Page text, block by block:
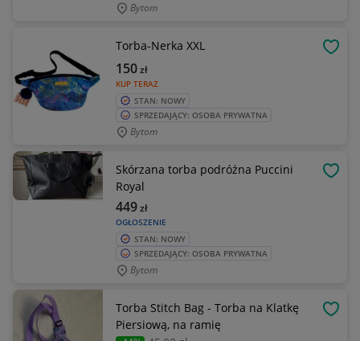
Bytom
Torba-Nerka XXL
KUP TERAZ
150zł
STAN: NOWY
SPRZEDAJĄCY: OSOBA PRYWATNA
Bytom
Skórzana torba podróżna Puccini
Royal
OGŁOSZENIE
449zł
STAN: NOWY
SPRZEDAJĄCY: OSOBA PRYWATNA
Bytom
Torba Stitch Bag - Torba na Klatkę
Piersiową, na ramię